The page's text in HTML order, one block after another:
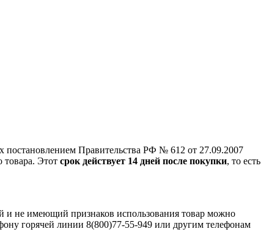
Правительства РФ № 612 от 27.09.2007
товара. Этот срок действует 14 дней после покупки, то есть
и не имеющий признаков использования товар можно
горячей линии 8(800)77-55-949 или другим телефонам